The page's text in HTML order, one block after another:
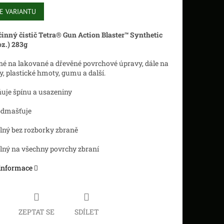
VARIANTU
čistič Tetra® Gun Action Blaster™ Synthetic
283g
na lakované a dřevěné povrchové úpravy, dále na
plastické hmoty, gumu a další.
špínu a usazeniny
bez rozborky zbraně
na všechny povrchy zbraní
ZEPTAT SE SDÍLET